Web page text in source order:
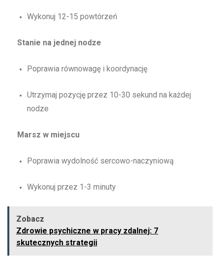
Wykonuj 12-15 powtórzeń
Stanie na jednej nodze
Poprawia równowagę i koordynację
Utrzymaj pozycję przez 10-30 sekund na każdej
nodze
Marsz w miejscu
Poprawia wydolność sercowo-naczyniową
Wykonuj przez 1-3 minuty
Zobacz
Zdrowie psychiczne w pracy zdalnej: 7
skutecznych strategii